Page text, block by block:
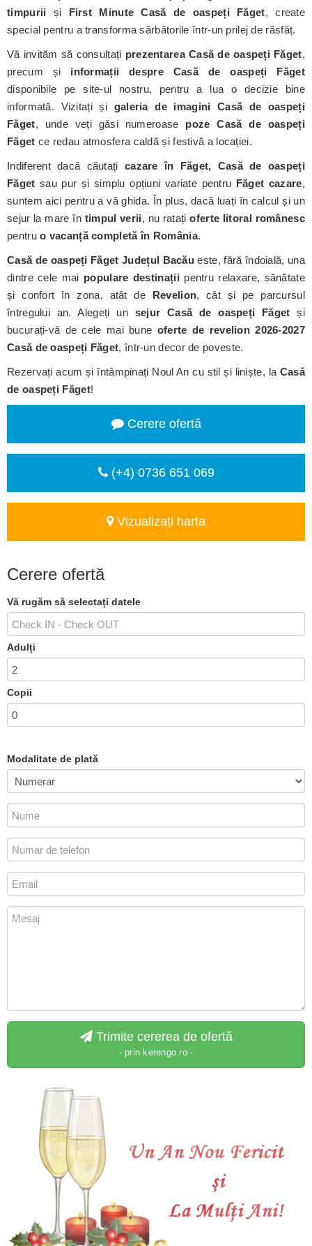
timpurii și First Minute Casă de oaspeți Făget, create
special pentru a transforma sărbătorile într-un prilej de răsfăț.
Vă invităm să consultați prezentarea Casă de oaspeți Făget,
precum și informații despre Casă de oaspeți Făget
disponibile pe site-ul nostru, pentru a lua o decizie bine
informată. Vizitați și galeria de imagini Casă de oaspeți
Făget, unde veți găsi numeroase poze Casă de oaspeți
Făget ce redau atmosfera caldă și festivă a locației.
Indiferent dacă căutați cazare în Făget, Casă de oaspeți
Făget sau pur și simplu opțiuni variate pentru Făget cazare,
suntem aici pentru a vă ghida. În plus, dacă luați în calcul și un
sejur la mare în timpul verii, nu ratațioferte litoral românesc
pentruo vacanță completă în România.
Casă de oaspeți Făget Județul Bacău este, fără îndoială, una
dintre cele mai populare destinații pentru relaxare, sănătate
și confort în zona, atât de Revelion, cât și pe parcursul
întregului an. Alegeți un sejur Casă de oaspeți Făget și
bucurați-vă de cele mai bune oferte de revelion 2026-2027
Casă de oaspeți Făget, într-un decor de poveste.
Rezervați acum și întâmpinați Noul An cu stil și liniște, la Casă
de oaspeți Făget!
Cerere ofertă
(+4) 0736 651 069
Vizualizați harta
Cerere ofertă
Vă rugăm să selectați datele
Adulți
Copii
Modalitate de plată
Trimite cererea de ofertă
- prin kerengo.ro -